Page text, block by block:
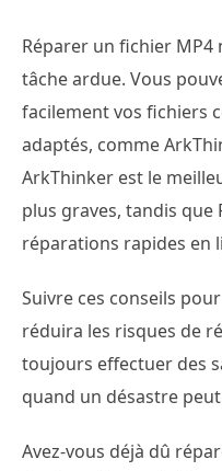
Réparer un fichier
tâche ardue. Vous
facilement vos fichiers
adaptés, comme
ArkThinker est le
plus graves, tandis que
réparations rapides en
Suivre ces conseils
réduira les risques de
toujours effectuer des
quand un désastre
Avez-vous déjà dû